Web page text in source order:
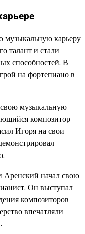
музыкальную карьеру
талант и стали
способностей. В
на фортепиано в
музыкальную
композитор
Игоря на свои
Аренский начал свою
Он выступал
композиторов
впечатляли